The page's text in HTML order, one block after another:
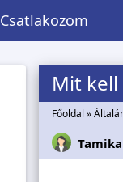
Csatlakozom
Mit kell
Főoldal »